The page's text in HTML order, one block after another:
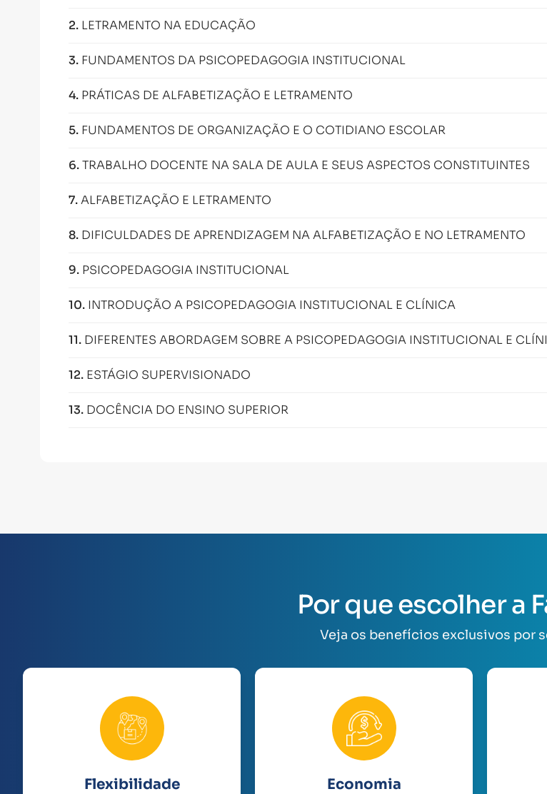
2. LETRAMENTO NA EDUCAÇÃO
3. FUNDAMENTOS DA PSICOPEDAGOGIA INSTITUCIONAL
4. PRÁTICAS DE ALFABETIZAÇÃO E LETRAMENTO
5. FUNDAMENTOS DE ORGANIZAÇÃO E O COTIDIANO ESCOLAR
6.TRABALHO DOCENTE NA SALA DE AULA E SEUS ASPECTOS CONSTITUINTES
7.ALFABETIZAÇÃO E LETRAMENTO
8. DIFICULDADES DE APRENDIZAGEM NA ALFABETIZAÇÃO E NO LETRAMENTO
9. PSICOPEDAGOGIA INSTITUCIONAL
10. INTRODUÇÃO A PSICOPEDAGOGIA INSTITUCIONAL E CLÍNICA
11. DIFERENTES ABORDAGEM SOBRE A PSICOPEDAGOGIA INSTITUCIONAL E
12. ESTÁGIO SUPERVISIONADO
13. DOCÊNCIA DO ENSINO SUPERIOR
Por que escolher a
Veja os benefícios exclusivos por
Flexibilidade Economia